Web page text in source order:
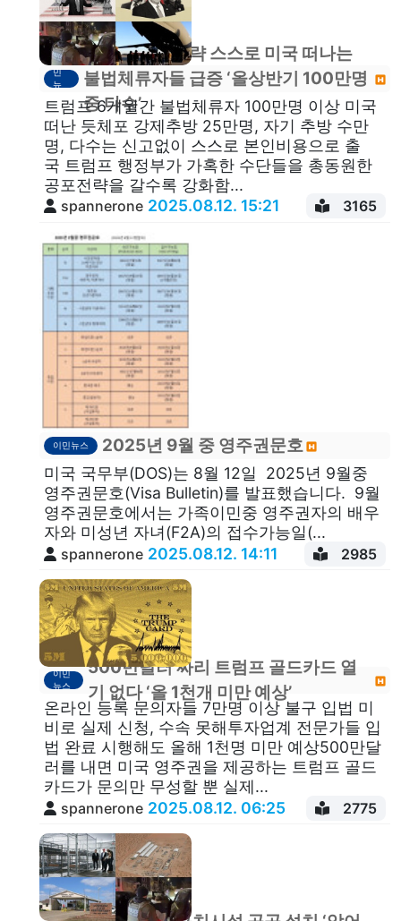
이
민
뉴
트럼프 공포전략 스스로 미국 떠나는
불법체류자들 급증 ‘올상반기 100만명
중 다수’
트럼프 6개월간 불법체류자 100만명 이상 미국
떠난 듯체포 강제추방 25만명, 자기 추방 수만
명, 다수는 신고없이 스스로 본인비용으로 출
국 트럼프 행정부가 가혹한 수단들을 총동원한
공포전략을 갈수록 강화함...
spannerone 2025.08.12. 15:21 3165
이민뉴스 2025년 9월 중 영주권문호
미국 국무부(DOS)는 8월 12일 2025년 9월중
영주권문호(Visa Bulletin)를 발표했습니다. 9월
영주권문호에서는 가족이민중 영주권자의 배우
자와 미성년 자녀(F2A)의 접수가능일(...
spannerone 2025.08.12. 14:11 2985
이민
뉴스
500만달러 짜리 트럼프 골드카드 열
기 없다 ‘올 1천개 미만 예상’
온라인 등록 문의자들 7만명 이상 불구 입법 미
비로 실제 신청, 수속 못해투자업계 전문가들 입
법 완료 시행해도 올해 1천명 미만 예상500만달
러를 내면 미국 영주권을 제공하는 트럼프 골드
카드가 문의만 무성할 뿐 실제...
spannerone 2025.08.12. 06:25 2775